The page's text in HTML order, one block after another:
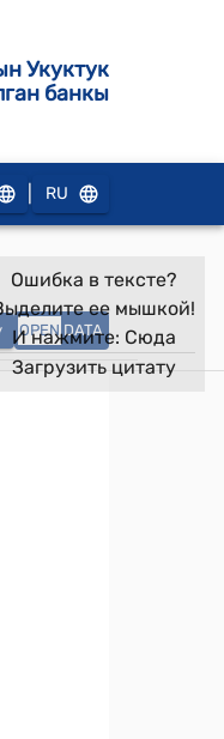
Укуктук
банкы
RU
OPEN DATA
Ошибка в тексте?
ее мышкой!
И нажмите: Сюда
Загрузить цитату